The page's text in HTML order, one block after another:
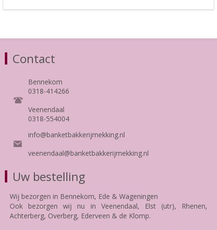
Contact
Bennekom
0318-414266
Veenendaal
0318-554004
info@banketbakkerijmekking.nl
veenendaal@banketbakkerijmekking.nl
Uw bestelling
Wij bezorgen in Bennekom, Ede & Wageningen
Ook bezorgen wij nu in Veenendaal, Elst (utr), Rhenen,
Achterberg, Overberg, Ederveen & de Klomp.